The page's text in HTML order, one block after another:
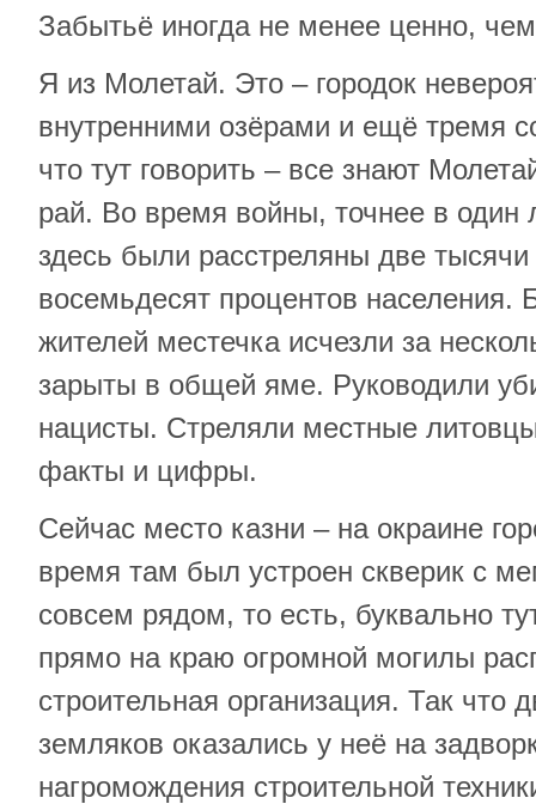
Забытьё иногда не менее ценно,
Я из Молетай. Это – городок
внутренними озёрами и ещё тремя
что тут говорить – все знают
рай. Во время войны, точнее в один
здесь были расстреляны две
восемьдесят процентов населения.
жителей местечка исчезли за
зарыты в общей яме. Руководили
нацисты. Стреляли местные
факты и цифры.
Сейчас место казни – на окраине
время там был устроен скверик с
совсем рядом, то есть, буквально
прямо на краю огромной могилы
строительная организация. Так что
земляков оказались у неё на
нагромождения строительной